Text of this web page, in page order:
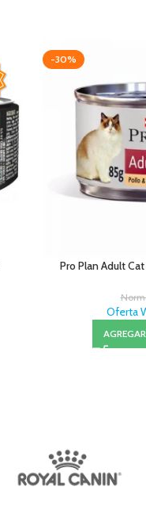
-30%
Pro Plan Adult
Oferta